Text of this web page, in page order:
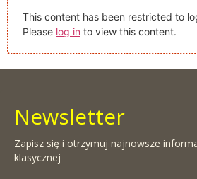
This content has been restricted to
Please log in to view this content.
Newsletter
Zapisz się i otrzymuj najnowsze
klasycznej